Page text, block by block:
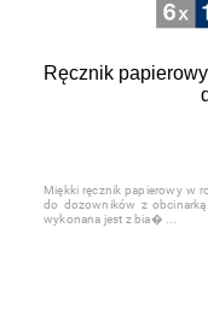
Ręcznik
Miękki ręcznik papierowy w
do dozowników z
wykonana jest z bia�